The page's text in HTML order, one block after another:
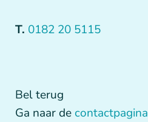
T. 0182 20 5115
Bel terug
Ga naar de contactpagina